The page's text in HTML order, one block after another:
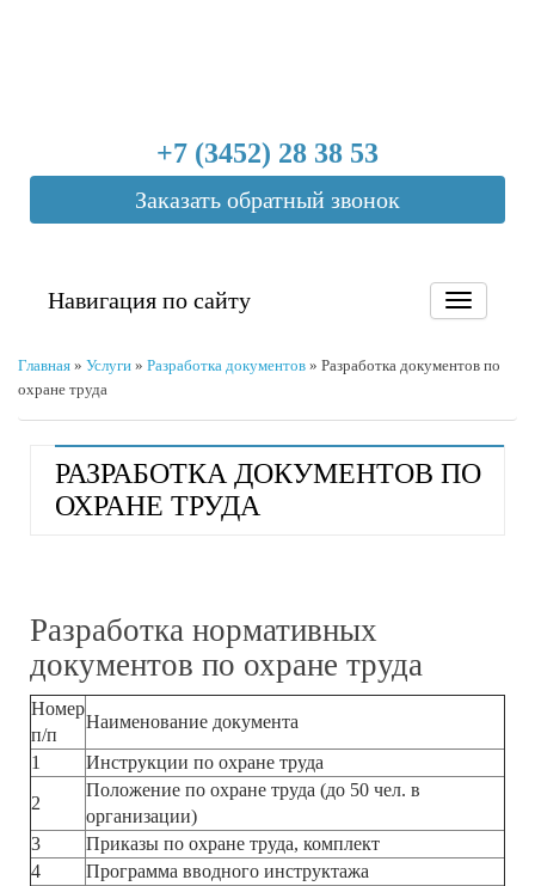
+7 (3452) 28 38 53
Заказать обратный звонок
Навигация по сайту
Главная » Услуги » Разработка документов » Разработка документов по
охране труда
РАЗРАБОТКА ДОКУМЕНТОВ ПО
ОХРАНЕ ТРУДА
Разработка нормативных
документов по охране труда
Номер
п/п
Наименование документа
1
Инструкции по охране труда
2
Положение по охране труда (до 50 чел. в
организации)
3
Приказы по охране труда, комплект
4
Программа вводного инструктажа